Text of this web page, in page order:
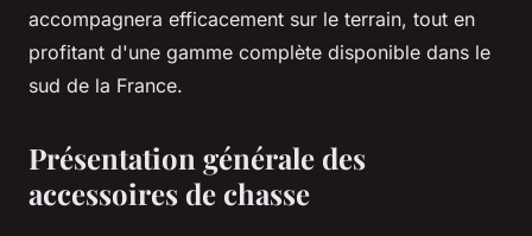
accompagnera efficacement sur le terrain, tout en
profitant d'une gamme complète disponible dans le
sud de la France.
Présentation générale des
accessoires de chasse